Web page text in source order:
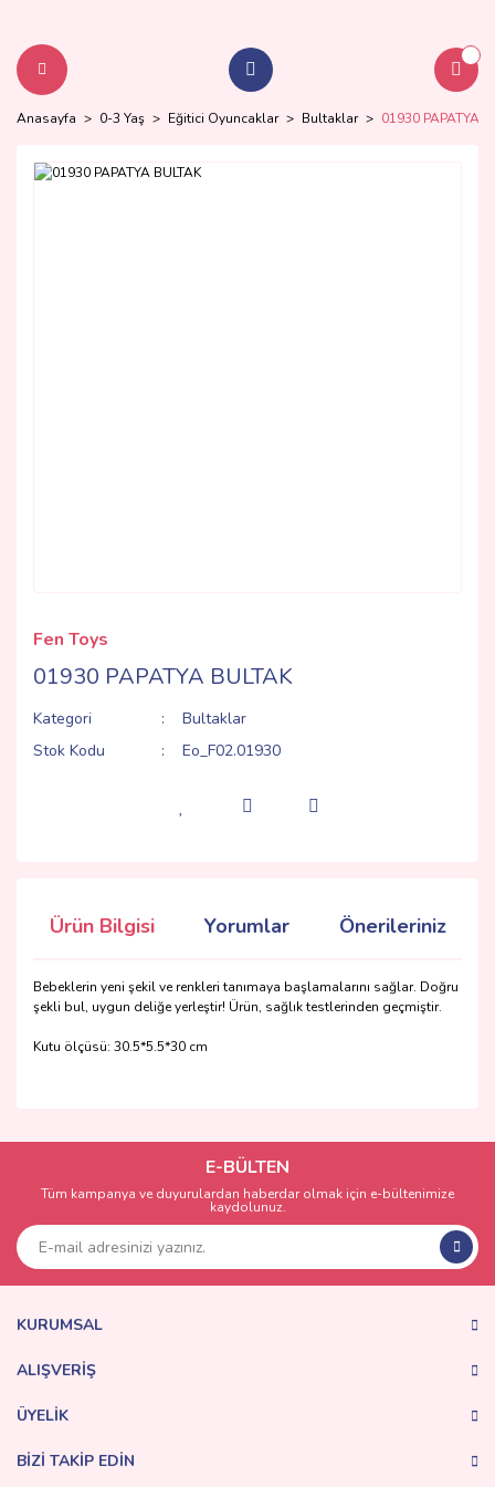
Anasayfa 0-3 Yaş Eğitici Oyuncaklar Bultaklar 01930 PAPATYA
Fen Toys
01930 PAPATYA BULTAK
Kategori
Bultaklar
Stok Kodu
Eo_F02.01930
Ürün Bilgisi Yorumlar Önerileriniz
Bebeklerin yeni şekil ve renkleri tanımaya başlamalarını sağlar. Doğru
şekli bul, uygun deliğe yerleştir! Ürün, sağlık testlerinden geçmiştir.
Kutu ölçüsü: 30.5*5.5*30 cm
Yorum Yaz
kullanarak tarafımıza iletebilirsiniz.
Görüş ve önerileriniz için teşekkür ederiz.
Ürün açıklamasında eksik bilgiler bulunuyor.
Ürün bilgilerinde hatalar bulunuyor.
E-BÜLTEN
Tüm kampanya ve duyurulardan haberdar olmak için e-bültenimize
kaydolunuz.
KURUMSAL
ALIŞVERİŞ
ÜYELİK
BİZİ TAKİP EDİN